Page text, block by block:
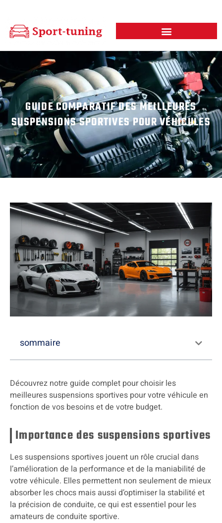
GUIDE COMPARATIF DES MEILLEURES
SUSPENSIONS SPORTIVES POUR VÉHICULES
sommaire
Découvrez notre guide complet pour choisir les
meilleures suspensions sportives pour votre véhicule en
fonction de vos besoins et de votre budget.
Importance des suspensions sportives
Les suspensions sportives jouent un rôle crucial dans
l’amélioration de la performance et de la maniabilité de
votre véhicule. Elles permettent non seulement de mieux
absorber les chocs mais aussi d’optimiser la stabilité et
la précision de conduite, ce qui est essentiel pour les
amateurs de conduite sportive.